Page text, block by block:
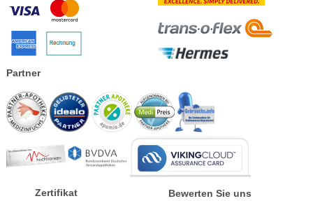
Partner
Zertifikat Bewerten Sie uns